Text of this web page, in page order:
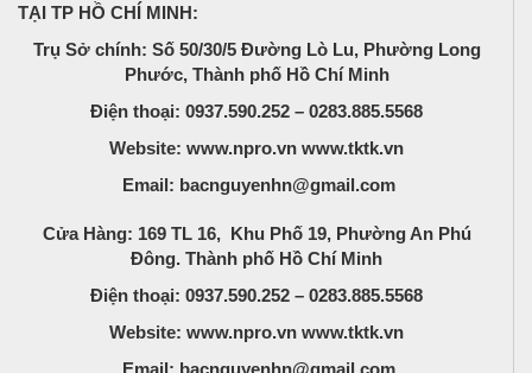
TẠI TP HỒ CHÍ MINH:
Trụ Sở chính: Số 50/30/5 Đường Lò Lu, Phường Long
Phước, Thành phố Hồ Chí Minh
Điện thoại: 0937.590.252 – 0283.885.5568
Website: www.npro.vn www.tktk.vn
Email: bacnguyenhn@gmail.com
Cửa Hàng: 169 TL 16, Khu Phố 19, Phường An Phú
Đông. Thành phố Hồ Chí Minh
Điện thoại: 0937.590.252 – 0283.885.5568
Website: www.npro.vn www.tktk.vn
Email: bacnguyenhn@gmail.com